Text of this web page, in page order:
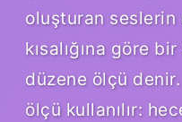
oluşturan seslerin
kısalığına göre
düzene ölçü
ölçü kullanılır: